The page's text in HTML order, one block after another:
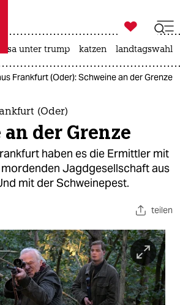
taz zahl ich
zahl ich

taz zahl ich
usa unter trump katzen landtagswahl
Frankfurt (Oder): Schweine an der Grenze
(Oder)
der Grenze
haben es die Ermittler mit
Jagdgesellschaft aus
mit der Schweinepest.
teilen